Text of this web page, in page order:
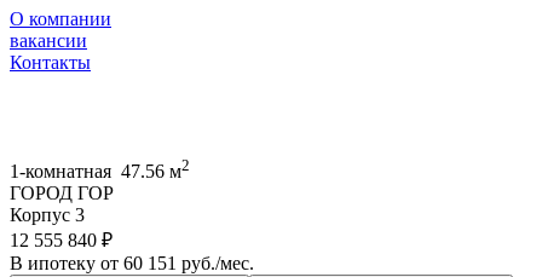
О компании
вакансии
Контакты
1-комнатная 47.56 м2
ГОРОД ГОР
Корпус 3
12 555 840 ₽
В ипотеку от 60 151 руб./мес.